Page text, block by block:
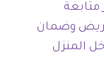
وضمان
المنزل